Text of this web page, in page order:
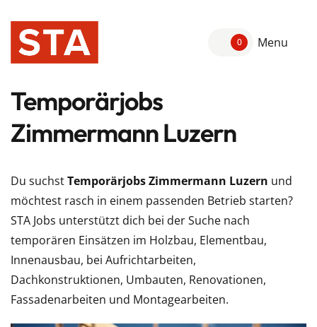
0 Menu
Temporärjobs
Zimmermann Luzern
Du suchstTemporärjobs Zimmermann Luzern und
möchtest rasch in einem passenden Betrieb starten?
STA Jobs unterstützt dich bei der Suche nach
temporären Einsätzen im Holzbau, Elementbau,
Innenausbau, bei Aufrichtarbeiten,
Dachkonstruktionen, Umbauten, Renovationen,
Fassadenarbeiten und Montagearbeiten.